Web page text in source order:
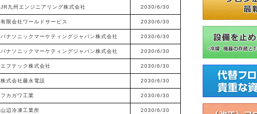
JR九州エンジニアリング株式会社 2030/6/30
有限会社ワールドサービス 2030/6/30
パナソニックマーケティングジャパン株式会社 2030/6/30
パナソニックマーケティングジャパン株式会社 2030/6/30
エフテック株式会社 2030/6/30
株式会社藤永電設 2030/6/30
フカガワ工業 2030/6/30
山辺冷凍工業所 2030/6/30